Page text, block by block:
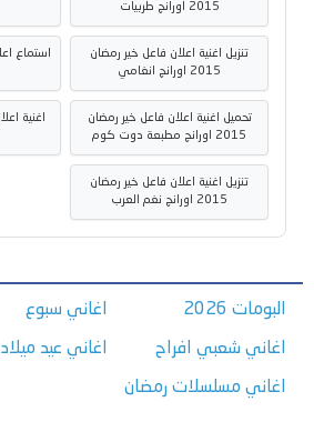
2015 اورانج طربيات
تنزيل اغنية اعلان فاعل خير رمضان
2015 اورانج انغامي
تحميل اغنية اعلان فاعل خير رمضان
2015 اورانج مطبعة دوت كوم
تنزيل اغنية اعلان فاعل خير رمضان
2015 اورانج نغم العرب
البومات 2026
اغاني شعبي افراح
اغاني مسلسلات رمضان
اغاني سبوع
اغاني عيد ميلاد